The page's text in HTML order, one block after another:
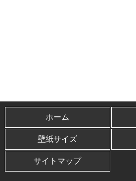
ホーム
壁紙サイズ
サイトマップ